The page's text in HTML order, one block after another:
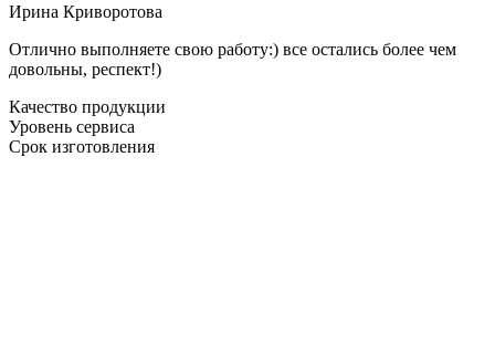
Ирина Криворотова
Отлично выполняете свою работу:) все остались более чем
довольны, респект!)
Качество продукции
Уровень сервиса
Срок изготовления